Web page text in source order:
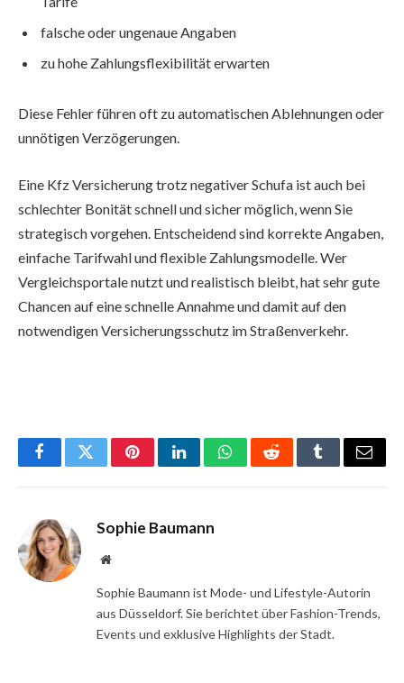
falsche oder ungenaue Angaben
zu hohe Zahlungsflexibilität erwarten
Diese Fehler führen oft zu automatischen Ablehnungen oder
unnötigen Verzögerungen.
Eine Kfz Versicherung trotz negativer Schufa ist auch bei
schlechter Bonität schnell und sicher möglich, wenn Sie
strategisch vorgehen. Entscheidend sind korrekte Angaben,
einfache Tarifwahl und flexible Zahlungsmodelle. Wer
Vergleichsportale nutzt und realistisch bleibt, hat sehr gute
Chancen auf eine schnelle Annahme und damit auf den
notwendigen Versicherungsschutz im Straßenverkehr.
FacebookTwitterPinterestLinkedInWhatsAppRedditTumblrEmail
Sophie Baumann
Website
Sophie Baumann ist Mode- und Lifestyle-Autorin
aus Düsseldorf. Sie berichtet über Fashion-Trends,
Events und exklusive Highlights der Stadt.